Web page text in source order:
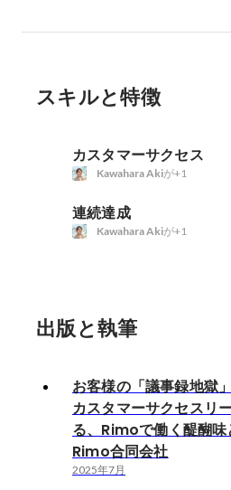
スキルと特徴
カスタマーサクセス
Kawahara Akiが+1
連続達成
Kawahara Akiが+1
出版と執筆
お客様の「議事録地獄
カスタマーサクセスリ
る、Rimoで働く醍醐味
Rimo合同会社
2025年7月